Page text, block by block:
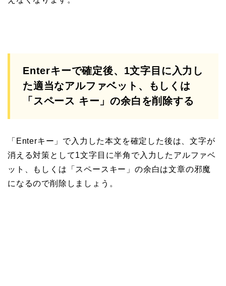
Enterキーで確定後、1文字目に入力し
た適当なアルファベット、もしくは
「スペース キー」の余白を削除する
「Enterキー」で入力した本文を確定した後は、文字が
消える対策として1文字目に半角で入力したアルファベ
ット、もしくは「スペースキー」の余白は文章の邪魔
になるので削除しましょう。